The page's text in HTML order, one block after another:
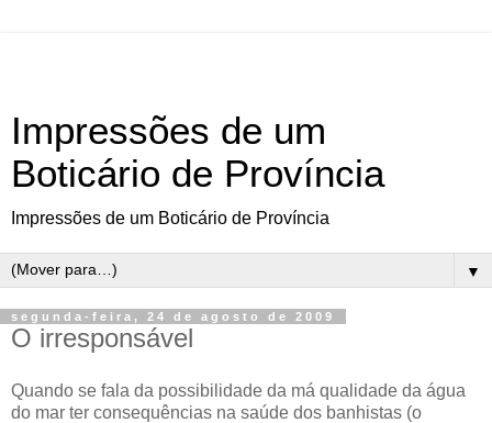
Impressões de um
Boticário de Província
Impressões de um Boticário de Província
▼
segunda-feira, 24 de agosto de 2009
O irresponsável
Quando se fala da possibilidade da má qualidade da água
do mar ter consequências na saúde dos banhistas (o